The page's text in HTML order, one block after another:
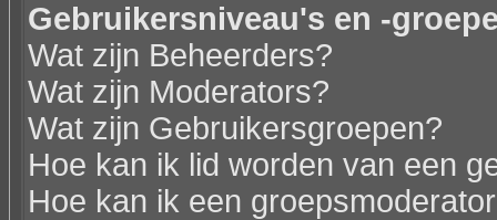
Gebruikersniveau's en -
Wat zijn Beheerders?
Wat zijn Moderators?
Wat zijn Gebruikersgroepen?
Hoe kan ik lid worden van een
Hoe kan ik een